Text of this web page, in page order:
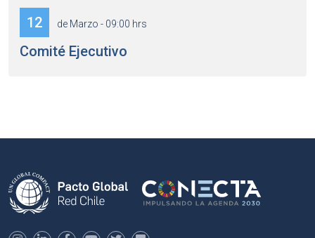
12 de Marzo - 09:00 hrs
Comité Ejecutivo